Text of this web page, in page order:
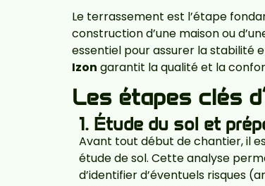
Le terrassement est l’étape
construction d’une maison ou
essentiel pour assurer la stabilité
Izon garantit la qualité et la
Les étapes clés
1. Étude du sol et
Avant tout début de chantier, il
étude de sol. Cette analyse
d’identifier d’éventuels risques